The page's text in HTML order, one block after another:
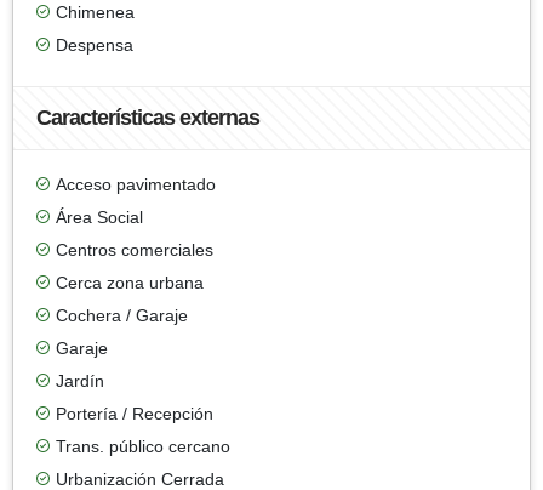
Chimenea
Despensa
Características externas
Acceso pavimentado
Área Social
Centros comerciales
Cerca zona urbana
Cochera / Garaje
Garaje
Jardín
Portería / Recepción
Trans. público cercano
Urbanización Cerrada